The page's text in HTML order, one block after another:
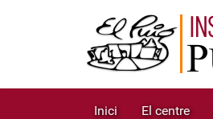
Inici El centre